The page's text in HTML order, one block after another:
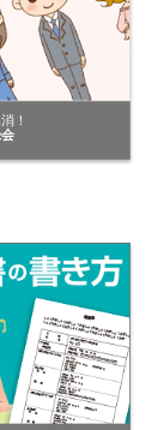
ョンブ…
！